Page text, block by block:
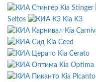
Kia Stinger
Seltos
Kia K3
Kia
Kia Ceed
Kia Cerato
Kia Optima
Kia Picanto